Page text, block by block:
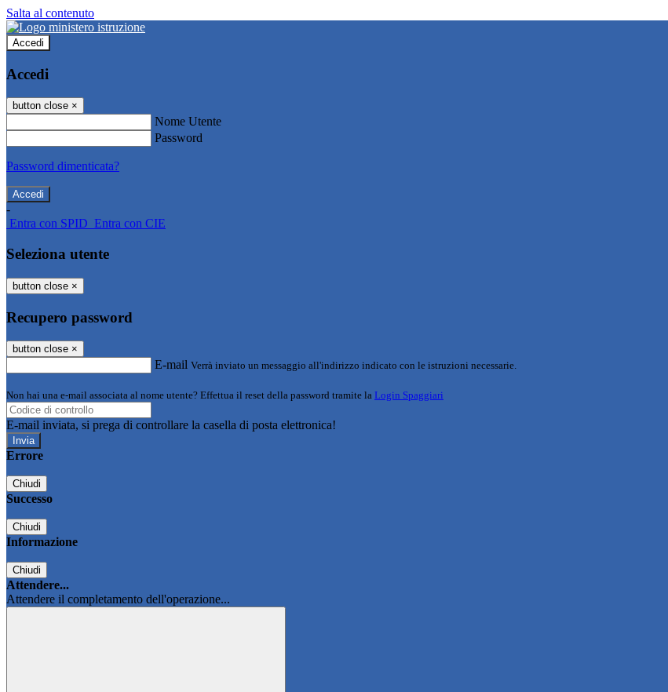
Salta al contenuto
Accedi
Accedi
button close ×
Nome Utente
Password
Password dimenticata?
-
Entra con SPID Entra con CIE
Seleziona utente
button close ×
Recupero password
button close ×
E-mail Verrà inviato un messaggio all'indirizzo indicato con le istruzioni necessarie.
Non hai una e-mail associata al nome utente? Effettua il reset della password tramite la Login Spaggiari
E-mail inviata, si prega di controllare la casella di posta elettronica!
Errore
Chiudi
Successo
Chiudi
Informazione
Chiudi
Attendere...
Attendere il completamento dell'operazione...